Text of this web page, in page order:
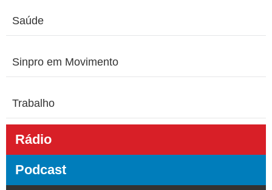
Saúde
Sinpro em Movimento
Trabalho
Rádio
Podcast